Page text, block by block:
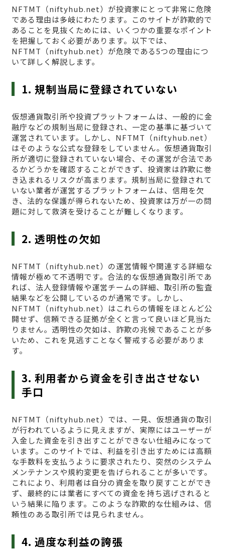
NFTMT（niftyhub.net）が投資家にとって非常に危険
である理由は多岐にわたります。このサイトが詐欺的で
あることを見抜くためには、いくつかの重要なポイント
を把握しておく必要があります。以下では、
NFTMT（niftyhub.net）が危険である5つの理由につ
いて詳しく解説します。
1. 規制当局に登録されていない
仮想通貨取引所や投資プラットフォームは、一般的に金
融庁などの規制当局に登録され、一定の基準に基づいて
運営されています。しかし、NFTMT（niftyhub.net）
はそのような公式な登録をしていません。仮想通貨取引
所が適切に登録されていない場合、その運営が合法であ
るかどうかを確認することができず、投資家は詐欺に巻
き込まれるリスクが高まります。規制当局に登録されて
いない業者が運営するプラットフォームは、信用を欠
き、法的な保護が得られないため、投資家は万が一の問
題に対して救済を受けることが難しくなります。
2. 透明性の欠如
NFTMT（niftyhub.net）の運営情報や関連する詳細な
情報が極めて不透明です。合法的な仮想通貨取引所であ
れば、法人登録情報や運営チームの詳細、取引所の監査
結果などを公開しているのが通常です。しかし、
NFTMT（niftyhub.net）はこれらの情報をほとんど公
開せず、信頼できる証拠が全くと言って良いほど見当た
りません。透明性の欠如は、詐欺の兆候であることが多
いため、これを見逃すことなく警戒する必要がありま
す。
3. 利用者から資金を引き出させない
手口
NFTMT（niftyhub.net）では、一見、仮想通貨の取引
が行われているように見えますが、実際にはユーザーが
入金した資金を引き出すことができない仕組みになって
います。このサイトでは、利益を引き出すためには高額
な手数料を支払うように要求されたり、突然のシステム
メンテナンスや規約変更を告げられることが多いです。
これにより、利用者は自分の資金を取り戻すことができ
ず、最終的には業者にすべての資金を持ち逃げされると
いう結果に陥ります。このような詐欺的な仕組みは、信
頼性のある取引所では見られません。
4. 過度な利益の誇張